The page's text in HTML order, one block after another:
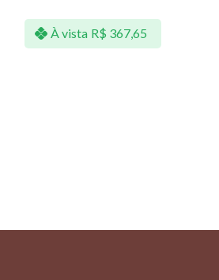
À vista R$ 367,65